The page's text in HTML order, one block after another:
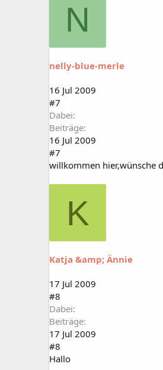
N
nelly-blue-merle
16 Jul 2009
#7
Dabei
Beiträge
16 Jul 2009
#7
willkommen hier,wünsche
K
Katja &amp; Ännie
17 Jul 2009
#8
Dabei
Beiträge
17 Jul 2009
#8
Hallo